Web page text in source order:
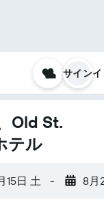
サイン
Old St.
テル
15日 土 - 8月